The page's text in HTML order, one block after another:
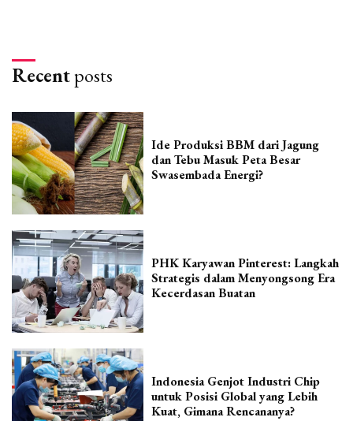
Recentposts
Ide Produksi BBM dari Jagung
dan Tebu Masuk Peta Besar
Swasembada Energi?
PHK Karyawan Pinterest: Langkah
Strategis dalam Menyongsong Era
Kecerdasan Buatan
Indonesia Genjot Industri Chip
untuk Posisi Global yang Lebih
Kuat, Gimana Rencananya?